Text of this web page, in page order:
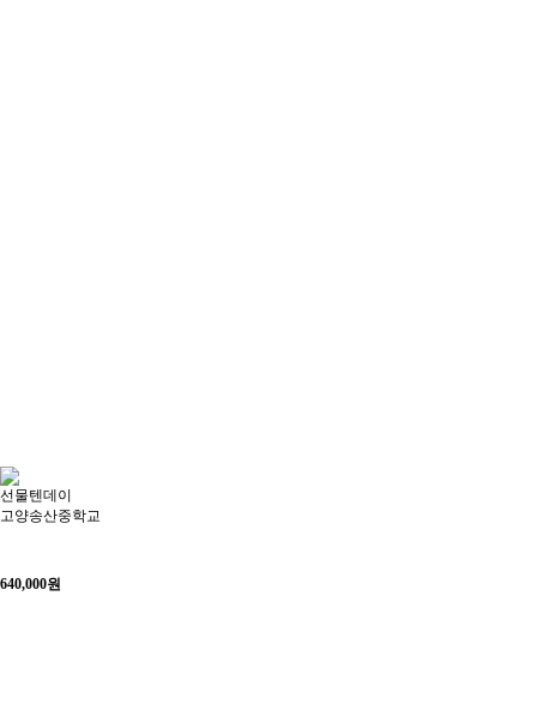
선물텐데이
고양송산중학교
640,000원